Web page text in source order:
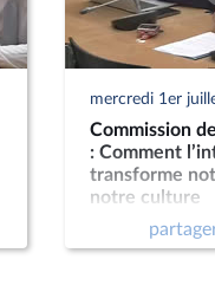
mercredi 1er
Commission
: Comment
transforme
notre culture